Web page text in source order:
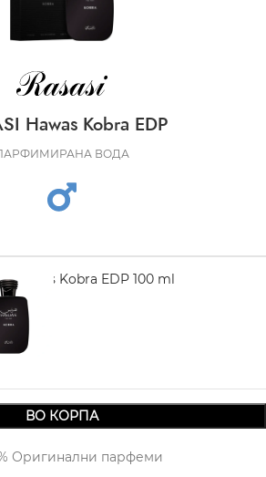
Hawas Kobra EDP
ВОДА
Hawas Kobra EDP 100 ml
ВО КОРПА
Оригинални парфеми